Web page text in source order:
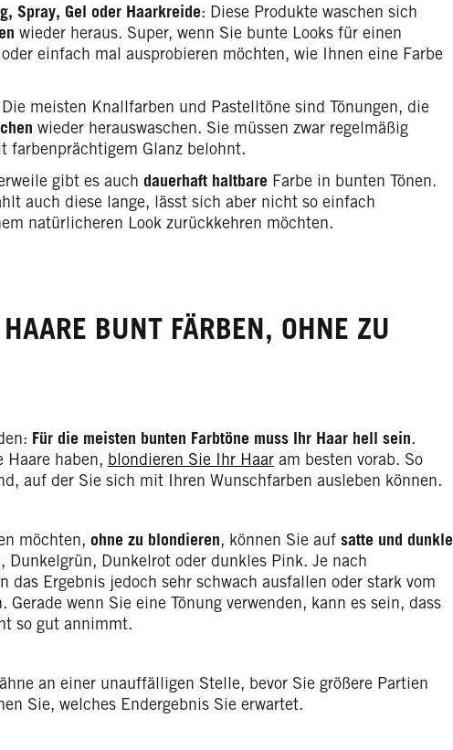
Spray, Gel oder Haarkreide: Diese Produkte waschen sich
wieder heraus. Super, wenn Sie bunte Looks für einen
einfach mal ausprobieren möchten, wie Ihnen eine Farbe
meisten Knallfarben und Pastelltöne sind Tönungen, die
wieder herauswaschen. Sie müssen zwar regelmäßig
farbenprächtigem Glanz belohnt.
gibt es auch dauerhaft haltbare Farbe in bunten Tönen.
auch diese lange, lässt sich aber nicht so einfach
natürlicheren Look zurückkehren möchten.
BUNT FÄRBEN, OHNE ZU
Für die meisten bunten Farbtöne muss Ihr Haar hell sein.
Haare haben, blondieren Sie Ihr Haaram besten vorab. So
auf der Sie sich mit Ihren Wunschfarben ausleben können.
möchten, ohne zu blondieren, können Sie auf satte und dunkle
Dunkelgrün, Dunkelrot oder dunkles Pink. Je nach
das Ergebnis jedoch sehr schwach ausfallen oder stark vom
wenn Sie eine Tönung verwenden, kann es sein, dass
so gut annimmt.
an einer unauffälligen Stelle, bevor Sie größere Partien
Sie, welches Endergebnis Sie erwartet.